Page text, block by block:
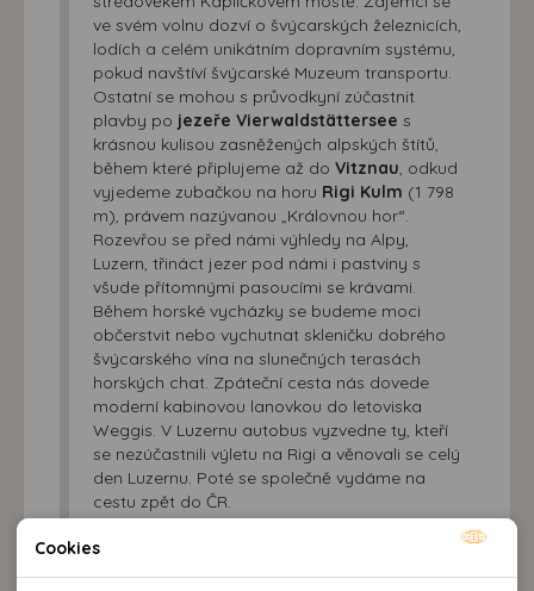
ve svém volnu dozví o švýcarských železnicích,
lodích a celém unikátním dopravním systému,
pokud navštíví švýcarské Muzeum transportu.
Ostatní se mohou s průvodkyní zúčastnit
plavby po jezeře Vierwaldstättersee s
krásnou kulisou zasněžených alpských štítů,
během které připlujeme až do Vitznau , odkud
vyjedeme zubačkou na horu Rigi Kulm (1 798
m), právem nazývanou „Královnou hor“.
Rozevřou se před námi výhledy na Alpy,
Luzern, třináct jezer pod námi i pastviny s
všude přítomnými pasoucími se krávami.
Během horské vycházky se budeme moci
občerstvit nebo vychutnat skleničku dobrého
švýcarského vína na slunečných terasách
horských chat. Zpáteční cesta nás dovede
moderní kabinovou lanovkou do letoviska
Weggis. V Luzernu autobus vyzvedne ty, kteří
se nezúčastnili výletu na Rigi a věnovali se celý
den Luzernu. Poté se společně vydáme na
cestu zpět do ČR.
6. den:
Cookies